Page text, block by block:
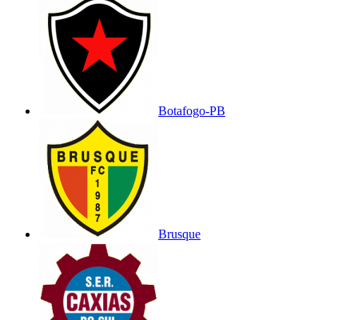
Botafogo-PB
Brusque